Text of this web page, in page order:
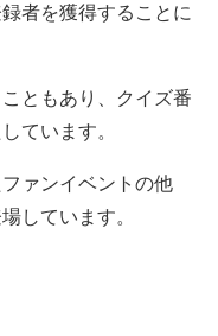
者を獲得することに
ともあり、クイズ番
ています。
ァンイベントの他
しています。